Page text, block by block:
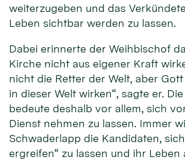
weiterzugeben und das
Leben sichtbar werden zu lassen.
Dabei erinnerte der Weihbischof
Kirche nicht aus eigener Kraft
nicht die Retter der Welt, aber
in dieser Welt wirken“, sagte er.
bedeute deshalb vor allem, sich
Dienst nehmen zu lassen. Immer
Schwaderlapp die Kandidaten,
ergreifen“ zu lassen und ihr Leben